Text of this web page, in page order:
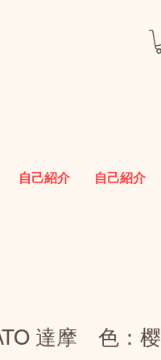
自己紹介 自己紹介
達摩 色：樱